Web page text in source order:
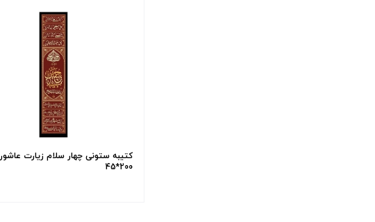
کتیبه ستونی چهار سلام زیارت
200*45